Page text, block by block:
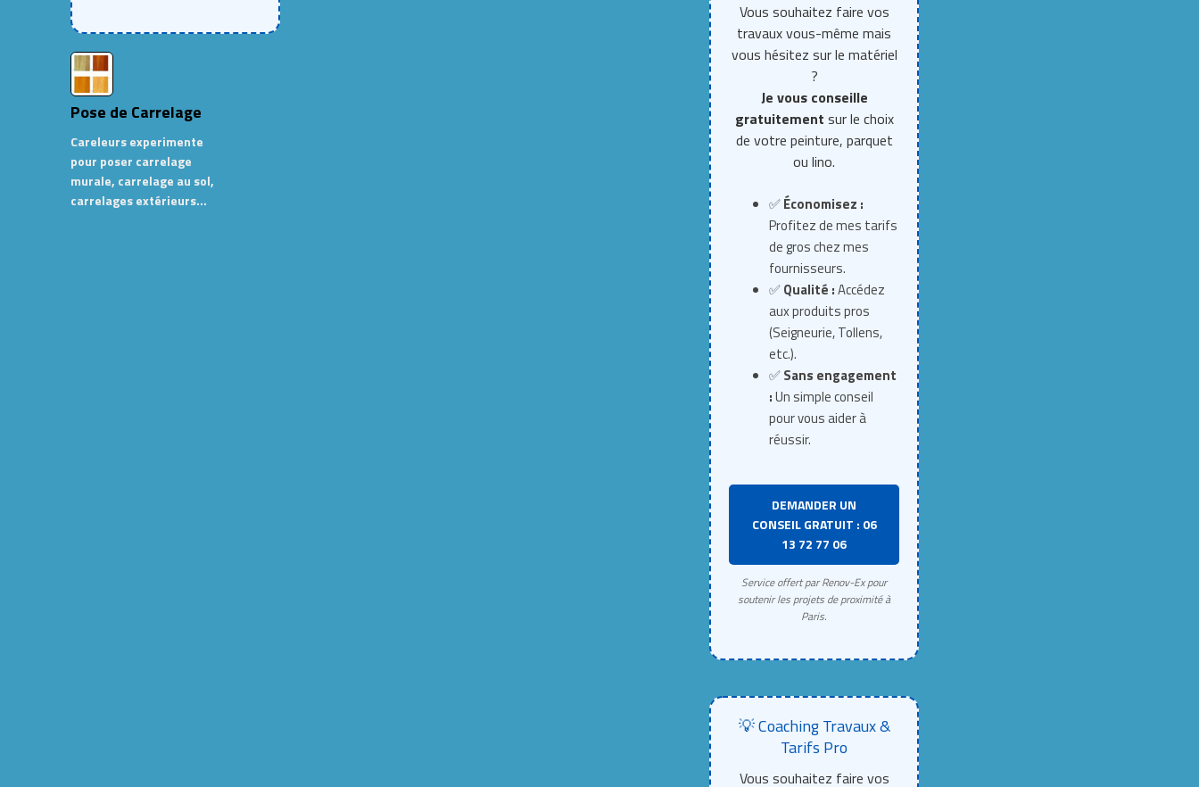
Pose de Carrelage
Careleurs experimente
pour poser carrelage
murale, carrelage au sol,
carrelages extérieurs…
Vous souhaitez faire vos
travaux vous-même mais
vous hésitez sur le matériel
?
Je vous conseille
gratuitement sur le choix
de votre peinture, parquet
ou lino.
✅Économisez :
Profitez de mes tarifs
de gros chez mes
fournisseurs.
✅Qualité :Accédez
aux produits pros
(Seigneurie, Tollens,
etc.).
✅Sans engagement
:Un simple conseil
pour vous aider à
réussir.
DEMANDER UN
CONSEIL GRATUIT : 06
13 72 77 06
Service offert par Renov-Ex pour
soutenir les projets de proximité à
Paris.
💡 Coaching Travaux &
Tarifs Pro
Vous souhaitez faire vos